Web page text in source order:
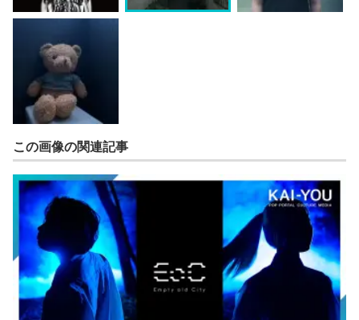
この画像の関連記事